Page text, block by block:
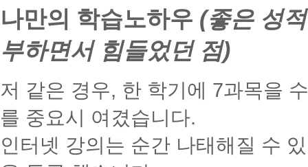
나만의 학습노하우 (좋은 성
부하면서 힘들었던 점)
저 같은 경우, 한 학기에 7과목을
를 중요시 여겼습니다.
인터넷 강의는 순간 나태해질 수